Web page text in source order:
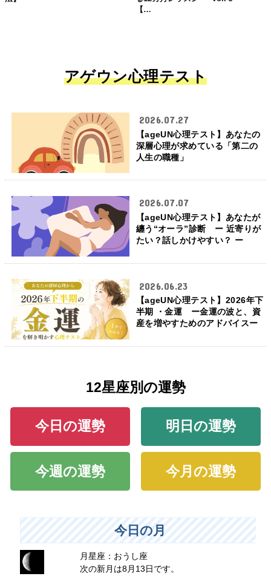
【…
アゲウン心理テスト
2026.07.27
【ageUN心理テスト】あなたの
深層心理が求めている「第二の
人生の職種」
2026.07.07
【ageUN心理テスト】あなたが
纏う“オーラ”診断 ー 近寄りが
たい？話しかけやすい？ ー
2026.06.23
【ageUN心理テスト】2026年下
半期 ・金運 ー金運の波と、資
産を増やすためのアドバイスー
12星座別の運勢
今日の運勢 明日の運勢
今週の運勢 今月の運勢
今日の月
月星座：おうし座
次の新月は8月13日です。